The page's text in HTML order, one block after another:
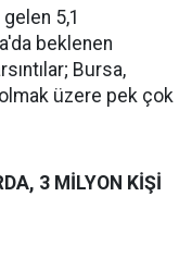
5,1
beklenen
Bursa,
üzere pek çok
3 MİLYON KİŞİ